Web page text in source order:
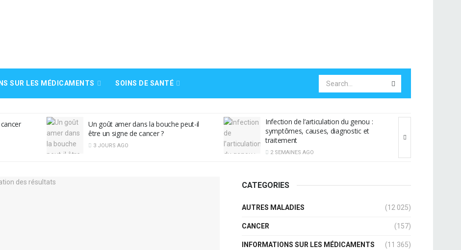
SUR LES MÉDICAMENTS SOINS DE SANTÉ
dans la bouche peut-il
de cancer ?
Infection de l’articulation du genou :
symptômes, causes, diagnostic et
Mal de gorge tous les soirs : causes et
traitement
CATEGORIES
AUTRES MALADIES (12 025)
CANCER (157)
INFORMATIONS SUR LES MÉDICAMENTS (11 365)